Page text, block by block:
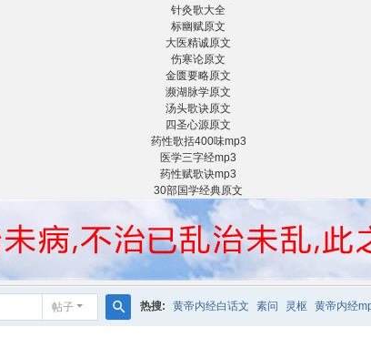
针灸歌大全
标幽赋原文
大医精诚原文
伤寒论原文
金匮要略原文
濒湖脉学原文
汤头歌诀原文
四圣心源原文
药性歌括400味mp3
医学三字经mp3
药性赋歌诀mp3
30部国学经典原文
帖子 热搜: 黄帝内经白话文 素问 灵枢 黄帝内经